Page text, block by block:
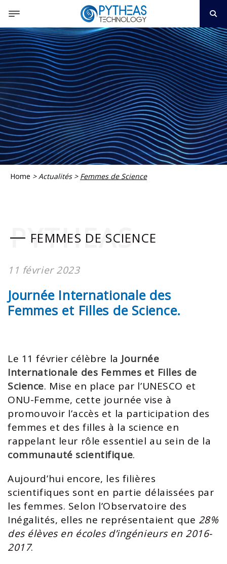
Home > Actualités > Femmes de Science
FEMMES DE SCIENCE
PYTHEAS
11 février 2023
Journée Internationale des
Femmes et Filles de Science.
Le 11 février célèbre la Journée
Internationale des Femmes et Filles de
Science. Mise en place par l’UNESCO et
ONU-Femme, cette journée vise à
promouvoir l’accès et la participation des
femmes et des filles à la science en
rappelant leur rôle essentiel au sein de la
communauté scientifique.
Aujourd’hui encore, les filières
scientifiques sont en partie délaissées par
les femmes. Selon l’Observatoire des
Inégalités, elles ne représentaient que 28%
des élèves en écoles d’ingénieurs en 2016-
2017.